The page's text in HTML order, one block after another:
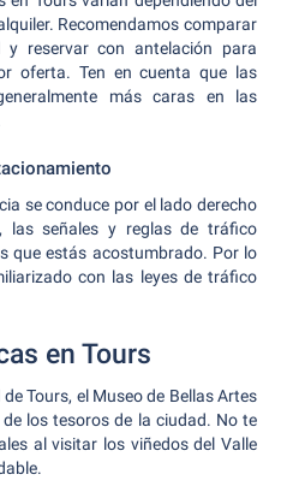
Recomendamos comparar
reservar con antelación para
oferta. Ten en cuenta que las
más caras en las
se conduce por el lado derecho
las señales y reglas de tráfico
que estás acostumbrado. Por lo
con las leyes de tráfico
en Tours
Tours, el Museo de Bellas Artes
los tesoros de la ciudad. No te
al visitar los viñedos del Valle